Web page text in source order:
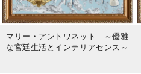
マリー・アントワネット ～優雅
な宮廷生活とインテリアセンス～